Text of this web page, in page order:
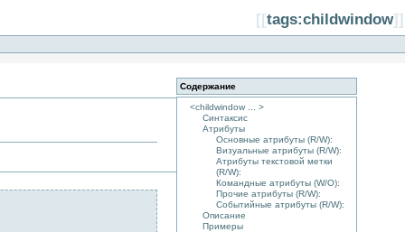
[[tags:childwindow]]
Содержание
<childwindow ... >
Синтаксис
Атрибуты
Основные атрибуты (R/W):
Визуальные атрибуты (R/W):
Атрибуты текстовой метки
(R/W):
Командные атрибуты (W/O):
Прочие атрибуты (R/W):
Событийные атрибуты (R/W):
Описание
Примеры